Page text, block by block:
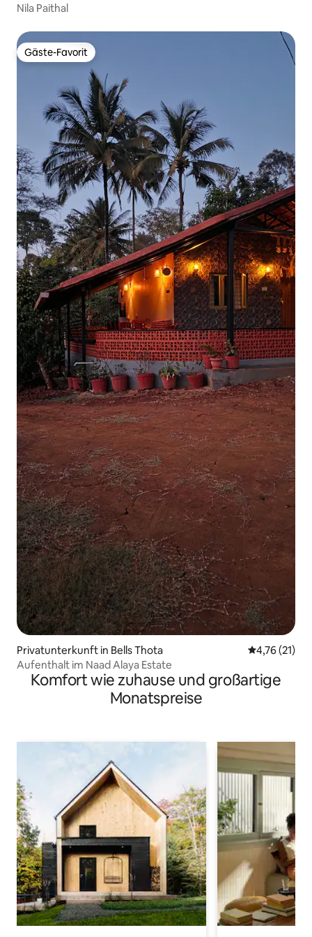
Nila Paithal
Gäste-Favorit
Gäste-Favorit
Privatunterkunft in Bells Thota
4,76 (21)
Aufenthalt im Naad Alaya Estate
Komfort wie zuhause und großartige
Monatspreise